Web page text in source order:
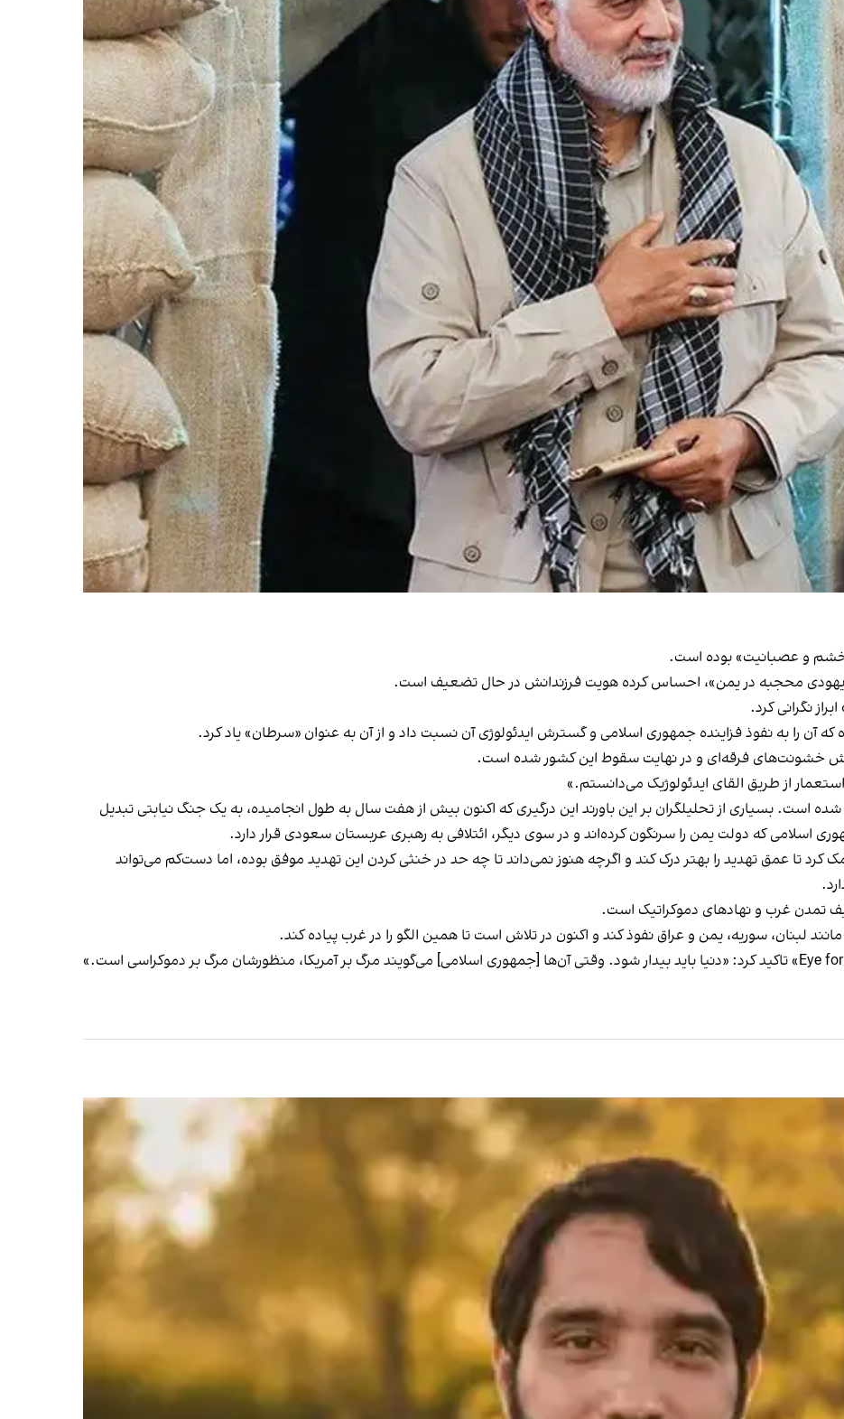
خشم و عصبانیت» بوده‌ است.
یهودی محجبه در یمن»، احساس کرده هویت فرزندانش در حال تضعیف است.
نگرانی کرد.
که آن را به نفوذ فزاینده جمهوری اسلامی و گسترش ایدئولوژی‌ آن نسبت داد و از آن به عنوان «سرطان» یاد کرد.
خشونت‌های فرقه‌ای و در نهایت سقوط این کشور شده‌ است.
از طریق القای ایدئولوژیک می‌دانستم.»
است. بسیاری از تحلیلگران بر این باورند این درگیری که اکنون بیش از هفت سال به طول انجامیده، به یک جنگ نیابتی تبدیل
که دولت یمن را سرنگون کرده‌اند و در سوی دیگر، ائتلافی به رهبری عربستان سعودی قرار دارد.
تا عمق تهدید را بهتر درک کند و اگرچه هنوز نمی‌داند تا چه حد در خنثی کردن این تهدید موفق بوده، اما دست‌کم می‌تواند
تمدن غرب و نهادهای دموکراتیک است.
لبنان، سوریه، یمن و عراق نفوذ کند و اکنون در تلاش است تا همین الگو را در غرب پیاده کند.